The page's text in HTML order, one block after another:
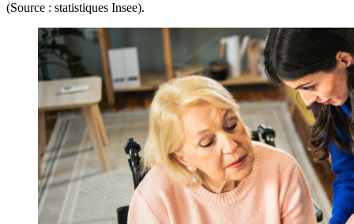
(Source : statistiques Insee).